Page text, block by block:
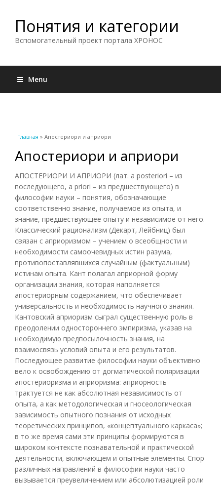
Понятия и категории
Вспомогательный проект портала ХРОНОС
Menu
Вы здесь
Главная » Апостериори и априори
Апостериори и априори
АПОСТЕРИОРИ И АПРИОРИ (лат. a posteriori – из
последующего, a priori – из предшествующего) в
философии науки – понятия, обозначающие
соответственно знание, получаемое из опыта, и
знание, предшествующее опыту и независимое от него.
Классический рационализм (Декарт, Лейбниц) был
связан с априоризмом – учением о всеобщности и
необходимости самоочевидных истин разума,
противопоставлявшихся случайным (фактуальным)
истинам опыта. Кант полагал априорной форму
организации знания, которая наполняется
апостериорным содержанием, что обеспечивает
универсальность и необходимость научного знания.
Кантовский априоризм сыграл существенную роль в
преодолении одностороннего эмпиризма, указав на
необходимую предпосылочность знания, на
взаимосвязь условий опыта и его результатов.
Последующее развитие философии науки объективно
вело к освобождению от догматической поляризации
апостериоризма и априоризма: априорность
трактуется не как абсолютная независимость от
опыта, а как методологическая и гносеологическая
зависимость опытного познания от исходных
теоретических принципов, «концептуального каркаса»;
в то же время сами эти принципы формируются в
широком контексте познавательной и практической
деятельности, включающем и опытные элементы. Спор
различных направлений в философии науки часто
вызывается преувеличением или абсолютизацией роли